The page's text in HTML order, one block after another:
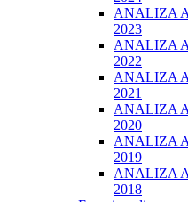
ANALIZA
2023
ANALIZA
2022
ANALIZA
2021
ANALIZA
2020
ANALIZA
2019
ANALIZA
2018